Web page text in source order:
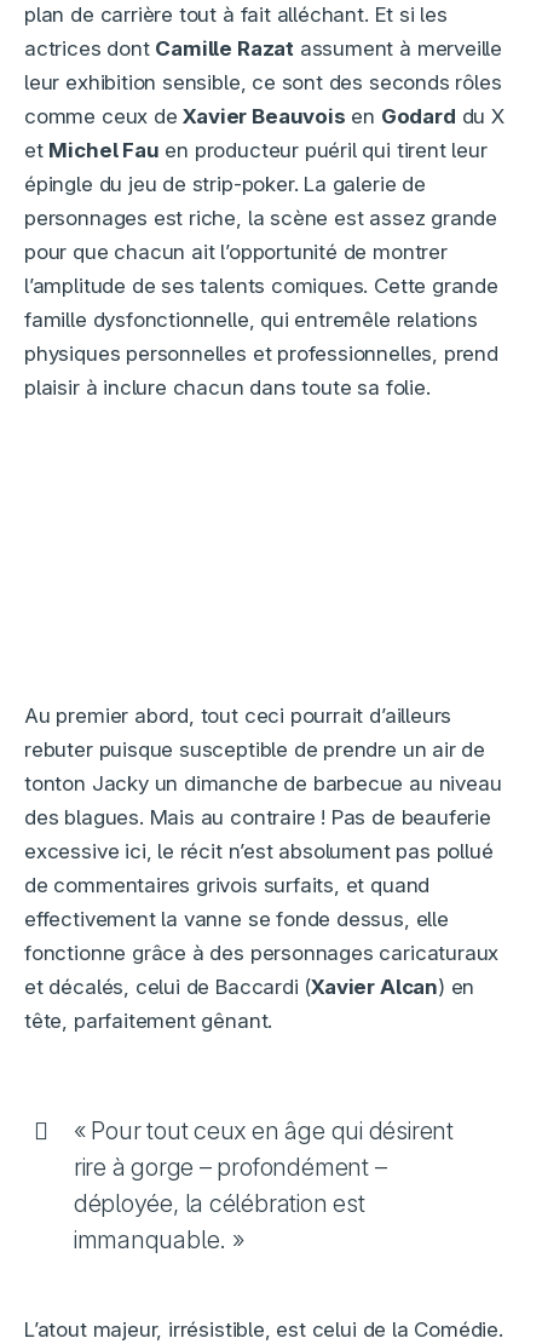
plan de carrière tout à fait alléchant. Et si les
actrices dont Camille Razat assument à merveille
leur exhibition sensible, ce sont des seconds rôles
comme ceux deXavier Beauvois en Godard du X
et Michel Fau en producteur puéril qui tirent leur
épingle du jeu de strip-poker. La galerie de
personnages est riche, la scène est assez grande
pour que chacun ait l’opportunité de montrer
l’amplitude de ses talents comiques. Cette grande
famille dysfonctionnelle, qui entremêle relations
physiques personnelles et professionnelles, prend
plaisir à inclure chacun dans toute sa folie.
Au premier abord, tout ceci pourrait d’ailleurs
rebuter puisque susceptible de prendre un air de
tonton Jacky un dimanche de barbecue au niveau
des blagues. Mais au contraire ! Pas de beauferie
excessive ici, le récit n’est absolument pas pollué
de commentaires grivois surfaits, et quand
effectivement la vanne se fonde dessus, elle
fonctionne grâce à des personnages caricaturaux
et décalés, celui de Baccardi (Xavier Alcan) en
tête, parfaitement gênant.
« Pour tout ceux en âge qui désirent
rire à gorge – profondément –
déployée, la célébration est
immanquable. »
L’atout majeur, irrésistible, est celui de la Comédie.